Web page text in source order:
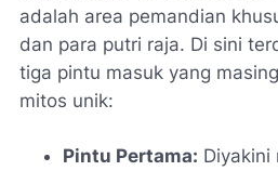
adalah area pemandian
dan para putri raja. Di sini
tiga pintu masuk yang
mitos unik:
Pintu Pertama: Diyakini